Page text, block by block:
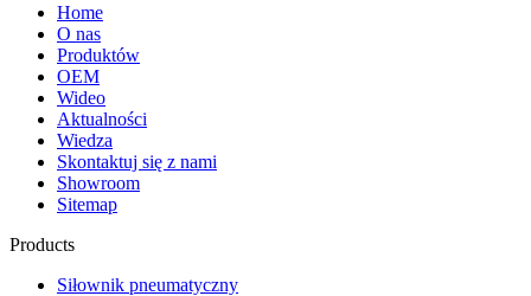
Home
O nas
Produktów
OEM
Wideo
Aktualności
Wiedza
Skontaktuj się z nami
Showroom
Sitemap
Products
Siłownik pneumatyczny